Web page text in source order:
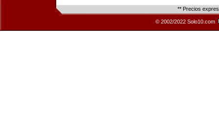
** Precios
© 2002/2022 Solo10.com